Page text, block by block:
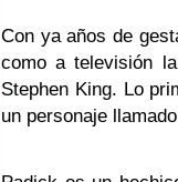
Con ya años de
como a televisión
Stephen King. Lo
un personaje